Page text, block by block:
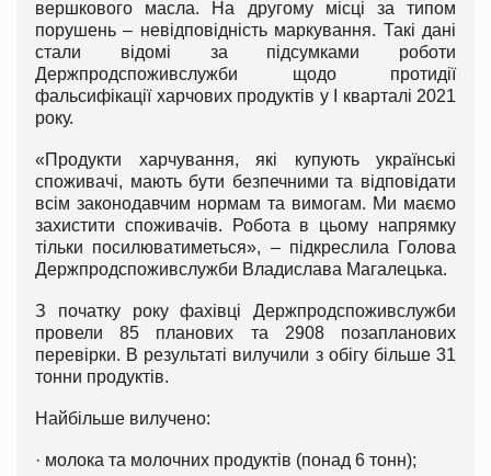
вершкового масла. На другому місці за типом
порушень – невідповідність маркування. Такі дані
стали відомі за підсумками роботи
Держпродспоживслужби щодо протидії
фальсифікації харчових продуктів у І кварталі 2021
року.
«Продукти харчування, які купують українські
споживачі, мають бути безпечними та відповідати
всім законодавчим нормам та вимогам. Ми маємо
захистити споживачів. Робота в цьому напрямку
тільки посилюватиметься», – підкреслила Голова
Держпродспоживслужби Владислава Магалецька.
З початку року фахівці Держпродспоживслужби
провели 85 планових та 2908 позапланових
перевірки. В результаті вилучили з обігу більше 31
тонни продуктів.
Найбільше вилучено:
· молока та молочних продуктів (понад 6 тонн);